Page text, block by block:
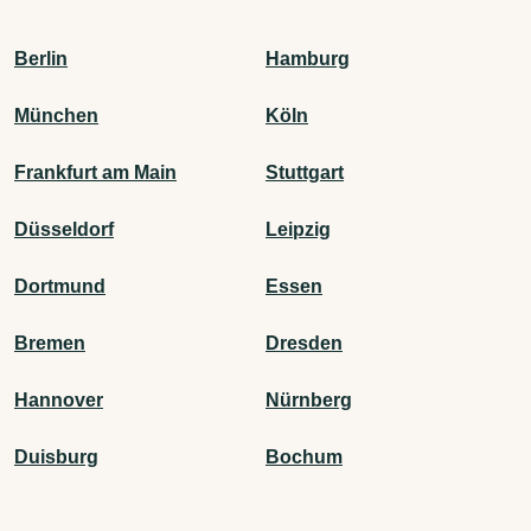
Berlin Hamburg
München Köln
Frankfurt am Main Stuttgart
Düsseldorf Leipzig
Dortmund Essen
Bremen Dresden
Hannover Nürnberg
Duisburg Bochum